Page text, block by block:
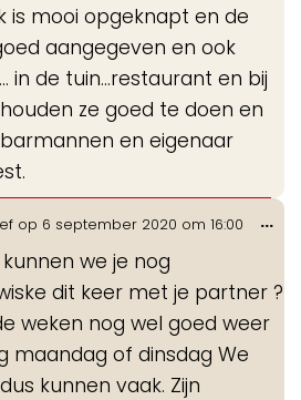
is mooi opgeknapt en de
aangegeven en ook
in de tuin...restaurant en bij
ze goed te doen en
barmannen en eigenaar
op 6 september 2020 om 16:00
we je nog
dit keer met je partner ?
weken nog wel goed weer
maandag of dinsdag We
kunnen vaak. Zijn
...